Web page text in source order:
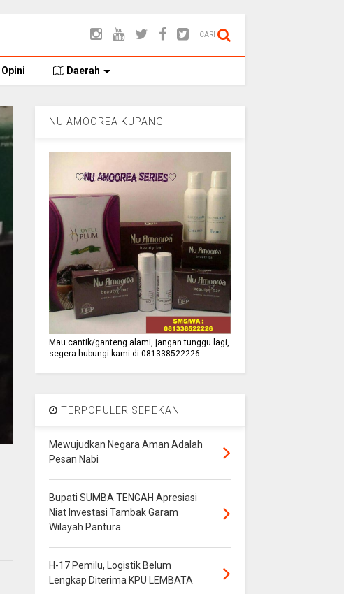
CARI
Opini Daerah
NU AMOOREA KUPANG
Mau cantik/ganteng alami, jangan tunggu lagi,
segera hubungi kami di 081338522226
TERPOPULER SEPEKAN
Mewujudkan Negara Aman Adalah
Pesan Nabi
Bupati SUMBA TENGAH Apresiasi
Niat Investasi Tambak Garam
Wilayah Pantura
H-17 Pemilu, Logistik Belum
Lengkap Diterima KPU LEMBATA